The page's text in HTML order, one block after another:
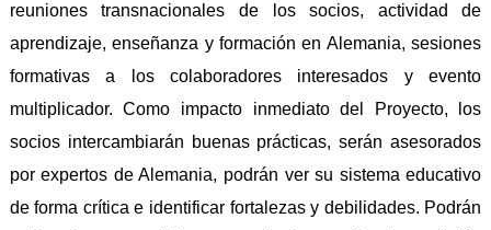
reuniones transnacionales de los socios, actividad de
aprendizaje, enseñanza y formación en Alemania, sesiones
formativas a los colaboradores interesados y evento
multiplicador. Como impacto inmediato del Proyecto, los
socios intercambiarán buenas prácticas, serán asesorados
por expertos de Alemania, podrán ver su sistema educativo
de forma crítica e identificar fortalezas y debilidades. Podrán